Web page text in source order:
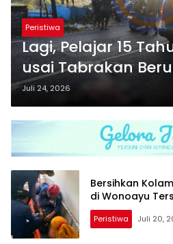
Peristiwa
Lagi, Pelajar 15
usai Tabrakan
Jimbaran Wetan
Juli 24, 2026
Bersihkan
di Wonoayu
Peristiwa Juli 20,